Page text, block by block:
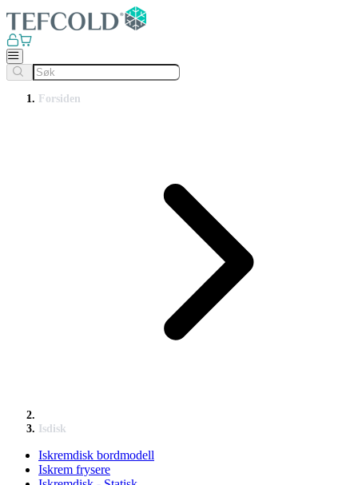
Forsiden
Isdisk
Iskremdisk bordmodell
Iskrem frysere